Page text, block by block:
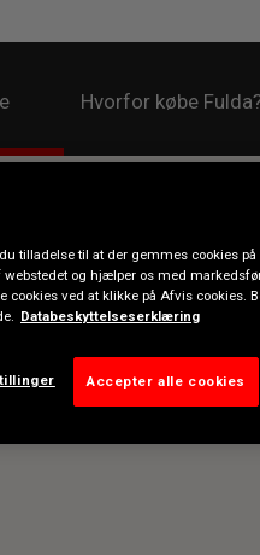
Hvorfor købe
tilladelse til at der gemmes cookies
webstedet og hjælper os med
ved at klikke på Afvis cookies.
Databeskyttelseserklæring
Accepter alle cookies